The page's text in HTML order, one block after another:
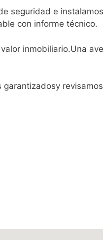
seguridad e instalamos
con informe técnico.
inmobiliario.Una
garantizadosy revisamos